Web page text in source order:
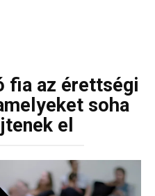
fia az érettségi
soha
el